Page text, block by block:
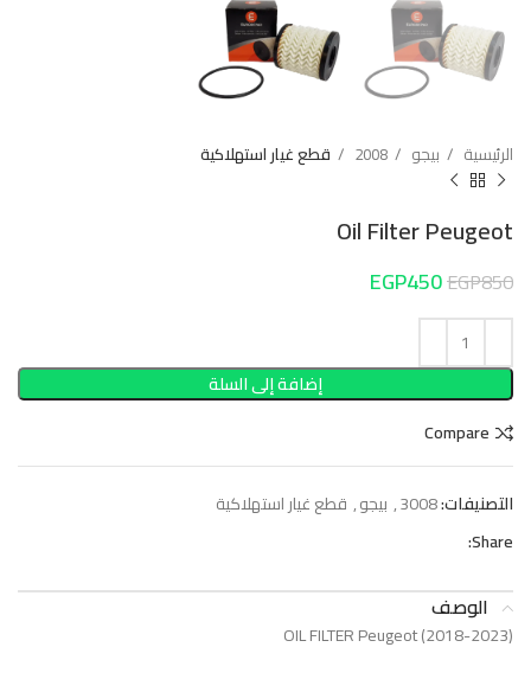
الرئيسية بيجو 2008 قطع غيار استهلاكية
Oil Filter Peugeot
EGP850
EGP450
إضافة إلى السلة
Compare
التصنيفات:3008
, بيجو, قطع غيار استهلاكية
Share:
الوصف
OIL FILTER Peugeot (2018-2023)